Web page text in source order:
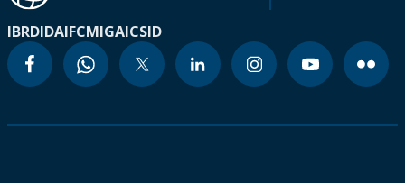
IBRDIDAIFCMIGAICSID